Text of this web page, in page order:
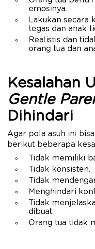
emosinya.
Lakukan secara
tegas dan anak
Realistis dan
orang tua dan
Kesalahan
Gentle
Dihindari
Agar pola asuh ini
berikut beberapa
Tidak memiliki
Tidak konsisten.
Tidak
Menghindari
Tidak
dibuat.
Orang tua tidak